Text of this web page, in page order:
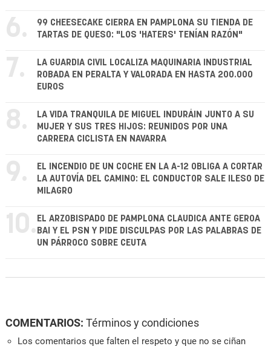
6.
99 CHEESECAKE CIERRA EN PAMPLONA SU TIENDA DE
TARTAS DE QUESO: "LOS 'HATERS' TENÍAN RAZÓN"
7.
LA GUARDIA CIVIL LOCALIZA MAQUINARIA INDUSTRIAL
ROBADA EN PERALTA Y VALORADA EN HASTA 200.000
EUROS
8.
LA VIDA TRANQUILA DE MIGUEL INDURÁIN JUNTO A SU
MUJER Y SUS TRES HIJOS: REUNIDOS POR UNA
CARRERA CICLISTA EN NAVARRA
9.
EL INCENDIO DE UN COCHE EN LA A-12 OBLIGA A CORTAR
LA AUTOVÍA DEL CAMINO: EL CONDUCTOR SALE ILESO DE
MILAGRO
10. EL ARZOBISPADO DE PAMPLONA CLAUDICA ANTE GEROA
BAI Y EL PSN Y PIDE DISCULPAS POR LAS PALABRAS DE
UN PÁRROCO SOBRE CEUTA
COMENTARIOS: Términos y condiciones
Los comentarios que falten el respeto y que no se ciñan